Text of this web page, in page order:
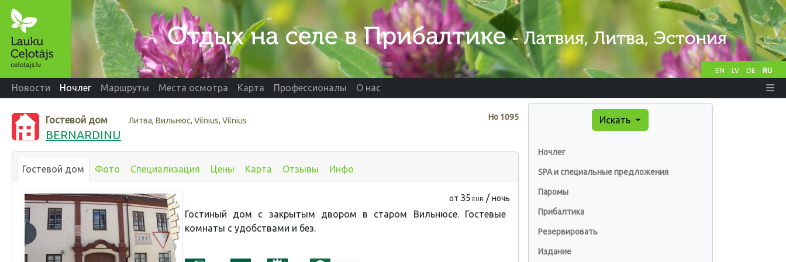
EN LV DE RU
Новости Ночлег Маршруты Места осмотра Карта Профессионалы О нас
Нo 1095
Гостевой дом Литва, Вильнюс, Vilnius, Vilnius
BERNARDINU
Гостевой дом Фото Специализация Цены Карта Отзывы Инфо
от 35 EUR /ночь
Гостиный дом с закрытым двором в старом Вильнюсе. Гостевые
комнаты с удобствами и без.
Искать
Ночлег
SPA и специальные предложения
Паромы
Прибалтика
Резервировать
Издание